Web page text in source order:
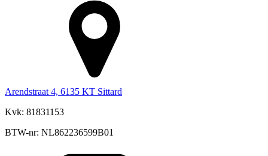
Arendstraat 4, 6135 KT Sittard
Kvk: 81831153
BTW-nr: NL862236599B01